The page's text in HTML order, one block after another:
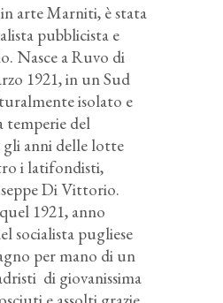
arte Marniti, è stata
pubblicista e
Nasce a Ruvo di
1921, in un Sud
isolato e
temperie del
gli anni delle lotte
i latifondisti,
Di Vittorio.
1921, anno
socialista pugliese
per mano di un
di giovanissima